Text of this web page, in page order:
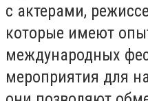
с актерами,
которые имеют
международных
мероприятия для